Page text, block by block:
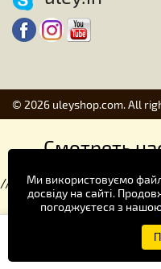
© 2026 uleyshop.com. All
Ми використовуємо
досвіду на сайті.
погоджуєтеся з
Смотреть
//
Купуй зручніше